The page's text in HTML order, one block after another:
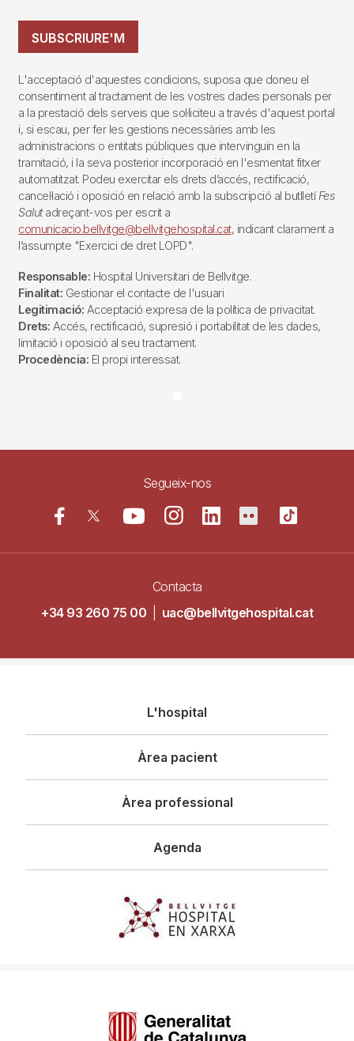
SUBSCRIURE'M
L'acceptació d'aquestes condicions, suposa que doneu el
consentiment al tractament de les vostres dades personals per
a la prestació dels serveis que sol·liciteu a través d'aquest portal
i, si escau, per fer les gestions necessàries amb les
administracions o entitats públiques que intervinguin en la
tramitació, i la seva posterior incorporació en l'esmentat fitxer
automatitzat. Podeu exercitar els drets d’accés, rectificació,
cancel·lació i oposició en relació amb la subscripció al butlletí Fes
Salutadreçant-vos per escrit a
comunicacio.bellvitge@bellvitgehospital.cat, indicant clarament a
l’assumpte "Exercici de dret LOPD".
Responsable: Hospital Universitari de Bellvitge.
Finalitat: Gestionar el contacte de l'usuari
Legitimació: Acceptació expresa de la política de privacitat.
Drets: Accés, rectificació, supresió i portabilitat de les dades,
limitació i oposició al seu tractament.
Procedència: El propi interessat.
Segueix-nos
Contacta
+34 93 260 75 00
uac@bellvitgehospital.cat
principal
L'hospital
Àrea pacient
Àrea professional
Agenda